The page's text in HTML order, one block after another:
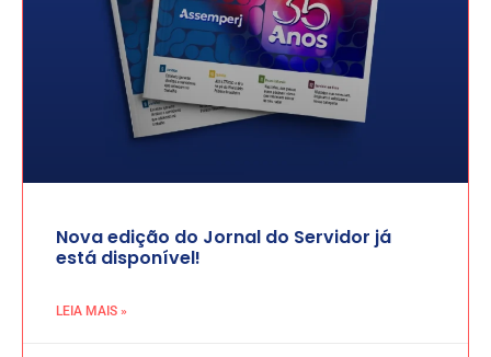
Nova edição do Jornal do Servidor já
está disponível!
LEIA MAIS »